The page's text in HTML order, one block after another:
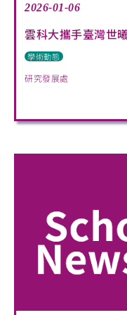
2026-01-06
雲科大攜手臺灣世
學術動態
研究發展處